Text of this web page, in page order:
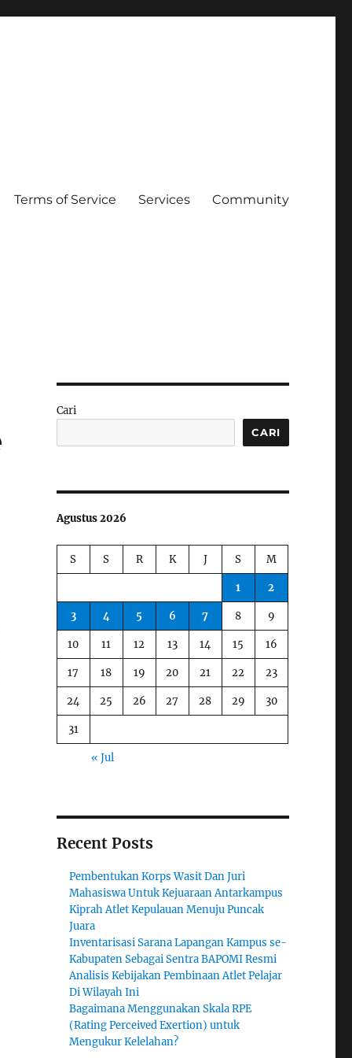
Terms of Service Services Community
Cari
CARI
Agustus 2026
S S R K J S M
1 2
3 4 5 6 7 8 9
10 11 12 13 14 15 16
17 18 19 20 21 22 23
24 25 26 27 28 29 30
31
« Jul
Recent Posts
Pembentukan Korps Wasit Dan Juri
Mahasiswa Untuk Kejuaraan Antarkampus
Kiprah Atlet Kepulauan Menuju Puncak
Juara
Inventarisasi Sarana Lapangan Kampus se-
Kabupaten Sebagai Sentra BAPOMI Resmi
Analisis Kebijakan Pembinaan Atlet Pelajar
Di Wilayah Ini
Bagaimana Menggunakan Skala RPE
(Rating Perceived Exertion) untuk
Mengukur Kelelahan?